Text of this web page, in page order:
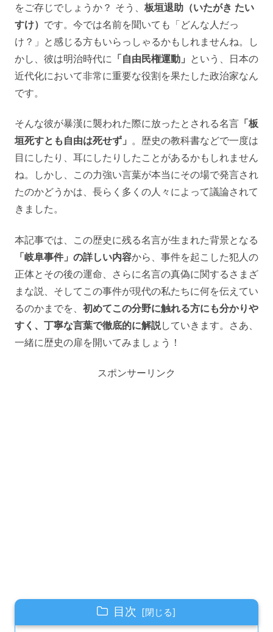
をご存じでしょうか？ そう、 板垣退助（いたがき たい
すけ） です。今では名前を聞いても「どんな人だっ
け？」と感じる方もいらっしゃるかもしれませんね。し
かし、彼は明治時代に 「自由民権運動」 という、日本の
近代化において非常に重要な役割を果たした政治家なん
です。
そんな彼が暴漢に襲われた際に放ったとされる名言 「板
垣死すとも自由は死せず」 。歴史の教科書などで一度は
目にしたり、耳にしたりしたことがあるかもしれません
ね。しかし、この力強い言葉が本当にその場で発言され
たのかどうかは、長らく多くの人々によって議論されて
きました。
本記事では、この歴史に残る名言が生まれた背景となる
「岐阜事件」の詳しい内容から、事件を起こした犯人の
正体とその後の運命、さらに名言の真偽に関するさまざ
まな説、そしてこの事件が現代の私たちに何を伝えてい
るのかまでを、 初めてこの分野に触れる方にも分かりや
すく、丁寧な言葉で徹底的に解説していきます。さあ、
一緒に歴史の扉を開いてみましょう！
スポンサーリンク
目次